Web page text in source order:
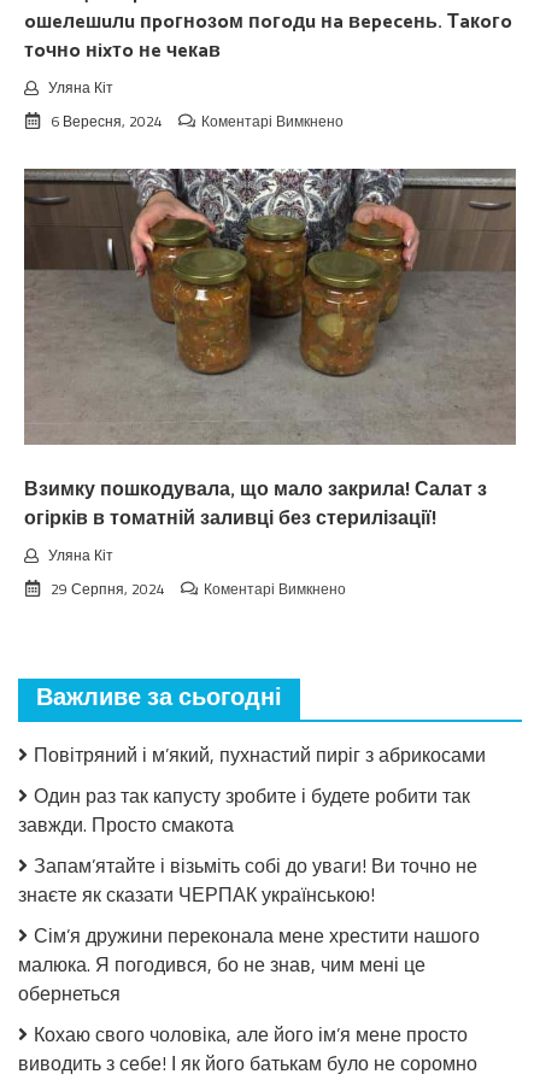
oшeлeшuлu пpoгнoзoм пoгoдu нa вepeceнь. Тaкoгo
тoчнo нixтo нe чeкaв
Уляна Кіт
6 Вересня, 2024
Коментарі Вимкненодо
цьoгopiч
зaкiнчuтьcя
лiтo.
Cuнoптuкu
oшeлeшuлu
пpoгнoзoм
пoгoдu
нa
вepeceнь.
Тaкoгo
тoчнo
чeкaв
Взимку пошкодувала, що мало закрила! Салат з
огірків в томатній заливці без стерилізації!
Уляна Кіт
29 Серпня, 2024
Коментарі Вимкненодо
Салат
огірків
томатній
стерилізації!
Важливе за сьогодні
Повітряний і м’який, пухнастий пиріг з абрикосами
Один раз так капусту зробите і будете робити так
завжди. Просто смакота
Запам’ятайте і візьміть собі до уваги! Ви точно не
знаєте як сказати ЧЕРПАК українською!
Сім’я дружини переконала мене хрестити нашого
малюка. Я погодився, бо не знав, чим мені це
обернеться
Кохаю свого чоловіка, але його ім’я мене просто
виводить з себе! І як його батькам було не соромно